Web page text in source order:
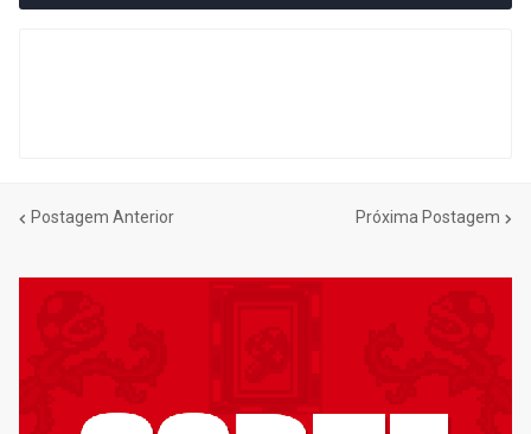
Postagem Anterior Próxima Postagem